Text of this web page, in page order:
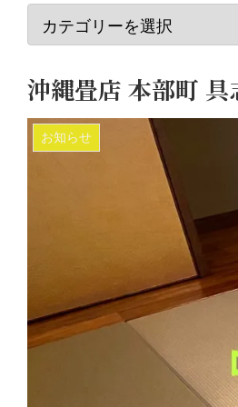
沖縄畳店 本部町
お知らせ